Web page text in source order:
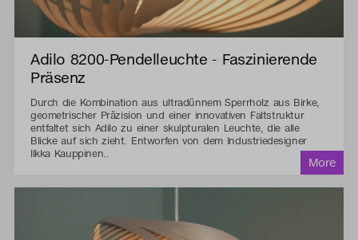
Adilo 8200-Pendelleuchte - Faszinierende
Präsenz
Durch die Kombination aus ultradünnem Sperrholz aus Birke,
geometrischer Präzision und einer innovativen Faltstruktur
entfaltet sich Adilo zu einer skulpturalen Leuchte, die alle
Blicke auf sich zieht. Entworfen von dem Industriedesigner
Ilkka Kauppinen..